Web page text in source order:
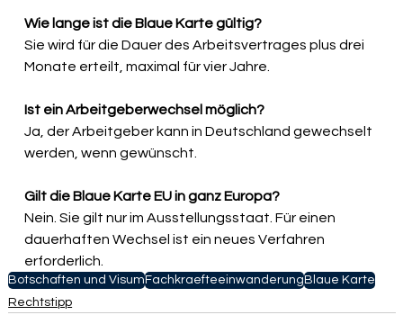
Wie lange ist die Blaue Karte gültig?
Sie wird für die Dauer des Arbeitsvertrages plus drei
Monate erteilt, maximal für vier Jahre.
Ist ein Arbeitgeberwechsel möglich?
Ja, der Arbeitgeber kann in Deutschland gewechselt
werden, wenn gewünscht.
Gilt die Blaue Karte EU in ganz Europa?
Nein. Sie gilt nur im Ausstellungsstaat. Für einen
dauerhaften Wechsel ist ein neues Verfahren
erforderlich.
Botschaften und Visum Fachkraefteeinwanderung Blaue Karte
Rechtstipp